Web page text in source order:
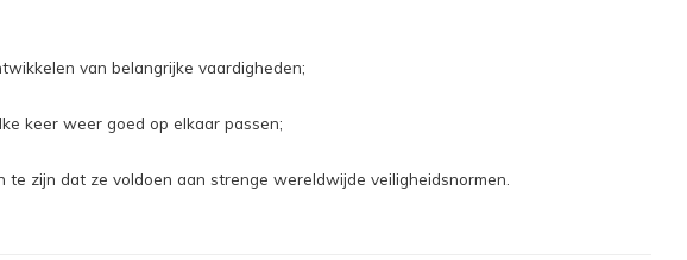
van belangrijke vaardigheden;
keer weer goed op elkaar passen;
zijn dat ze voldoen aan strenge wereldwijde veiligheidsnormen.